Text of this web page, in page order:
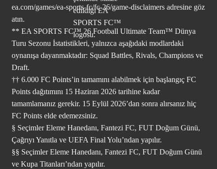
ea.com/games/ea-sports-fc/fc-26/game-disclaimers adresine göz
atın.
** EA SPORTS FC™ 26 Football Ultimate Team™ Dünya
Turu Sezonu İstatistikleri, yalnızca aşağıdaki modlardaki
oynanışa dayanmaktadır: Squad Battles, Rivals, Champions ve
Draft.
†† 6.000 FC Points’in tamamını alabilmek için başlangıç FC
Points dağıtımını 15 Haziran 2026 tarihine kadar
tamamlamanız gerekir. 15 Eylül 2026’dan sonra alırsanız hiç
FC Points elde edemezsiniz.
§ Seçimler Eleme Hanedanı, Fantezi FC, FUT Doğum Günü,
Çağrıyı Yanıtla ve UEFA Final Yolu’ndan yapılır.
§§ Seçimler Eleme Hanedanı, Fantezi FC, FUT Doğum Günü
ve Kupa Titanları’ndan yapılır.